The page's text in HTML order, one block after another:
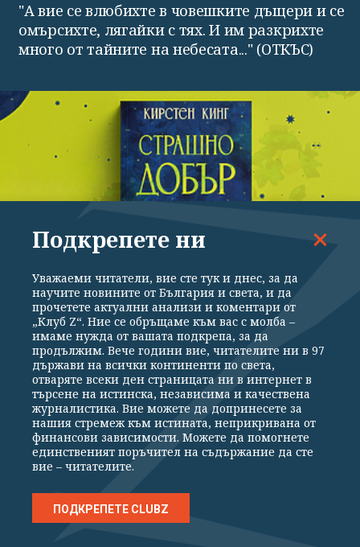
"А вие се влюбихте в чо­вешките дъщери и се
омърсихте, лягайки с тях. И им раз­крихте
много от тайните на небесата..." (ОТКЪС)
ЛИТЕРАТУРА
"– Винаги ли си толкова директна? – попита.
– Не – излъгах аз."
Подкрепете ни
Уважаеми читатели, вие сте тук и днес, за да
научите новините от България и света, и да
прочетете актуални анализи и коментари от
„Клуб Z“. Ние се обръщаме към вас с молба –
имаме нужда от вашата подкрепа, за да
продължим. Вече години вие, читателите ни в 97
държави на всички континенти по света,
отваряте всеки ден страницата ни в интернет в
търсене на истинска, независима и качествена
журналистика. Вие можете да допринесете за
нашия стремеж към истината, неприкривана от
финансови зависимости. Можете да помогнете
единственият поръчител на съдържание да сте
вие – читателите.
ПОДКРЕПЕТЕ CLUBZ